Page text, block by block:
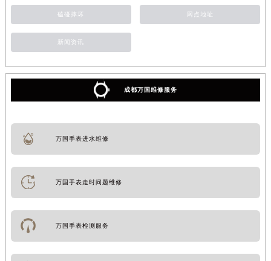
磕碰摔坏 网点地址
新闻资讯
成都万国维修服务
万国手表进水维修
万国手表走时问题维修
万国手表检测服务